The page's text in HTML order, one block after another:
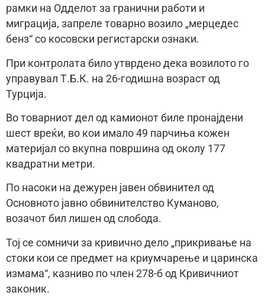
рамки на Одделот за гранични работи и
миграција, запреле товарно возило „мерцедес
бенз“ со косовски регистарски ознаки.
При контролата било утврдено дека возилото го
управувал Т.Б.К. на 26-годишна возраст од
Турција.
Во товарниот дел од камионот биле пронајдени
шест вреќи, во кои имало 49 парчиња кожен
материјал со вкупна површина од околу 177
квадратни метри.
По насоки на дежурен јавен обвинител од
Основното јавно обвинителство Куманово,
возачот бил лишен од слобода.
Тој се сомничи за кривично дело „прикривање на
стоки кои се предмет на криумчарење и царинска
измама“, казниво по член 278-б од Кривичниот
законик.